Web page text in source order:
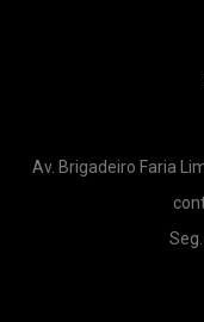
Av. Brigadeiro Faria